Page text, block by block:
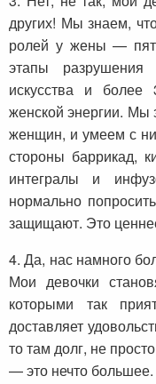
других! Мы знаем,
ролей у жены —
этапы
искусства и более
женской энергии. Мы
женщин, и умеем с
стороны баррикад,
интегралы и
нормально
защищают. Это
4. Да, нас намного
Мои девочки
которыми так
доставляет
то там долг, не
— это нечто